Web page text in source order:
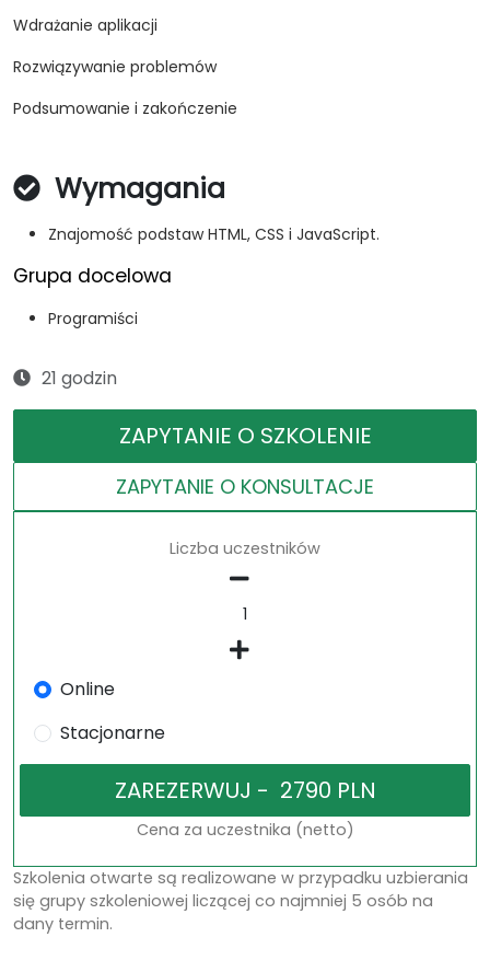
Wdrażanie aplikacji
Rozwiązywanie problemów
Podsumowanie i zakończenie
Wymagania
Znajomość podstaw HTML, CSS i JavaScript.
Grupa docelowa
Programiści
21 godzin
ZAPYTANIE O SZKOLENIE
ZAPYTANIE O KONSULTACJE
Liczba uczestników
Online
Stacjonarne
Cena za uczestnika (netto)
Szkolenia otwarte są realizowane w przypadku uzbierania
się grupy szkoleniowej liczącej co najmniej 5 osób na
dany termin.